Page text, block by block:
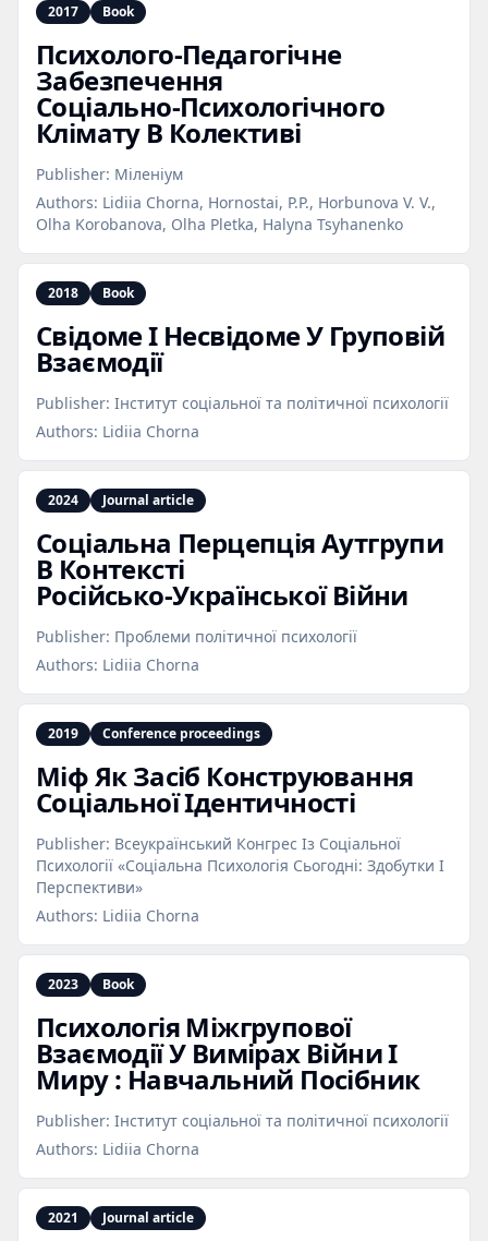
2017 Book
Психолого‑Педагогічне
Забезпечення
Соціально‑Психологічного
Клімату В Колективі
Publisher: Міленіум
Authors: Lidiia Chorna, Hornostai, P.P., Horbunova V. V.,
Olha Korobanova, Olha Pletka, Halyna Tsyhanenko
2018 Book
Свідоме І Несвідоме У Груповій
Взаємодії
Publisher: Інститут соціальної та політичної психології
Authors: Lidiia Chorna
2024 Journal article
Соціальна Перцепція Аутгрупи
В Контексті
Російсько‑Української Війни
Publisher: Проблеми політичної психології
Authors: Lidiia Chorna
2019 Conference proceedings
Міф Як Засіб Конструювання
Соціальної Ідентичності
Publisher: Всеукраїнський Конгрес Із Соціальної
Психології «Соціальна Психологія Сьогодні: Здобутки І
Перспективи»
Authors: Lidiia Chorna
2023 Book
Психологія Міжгрупової
Взаємодії У Вимірах Війни І
Миру : Навчальний Посібник
Publisher: Інститут соціальної та політичної психології
Authors: Lidiia Chorna
2021 Journal article